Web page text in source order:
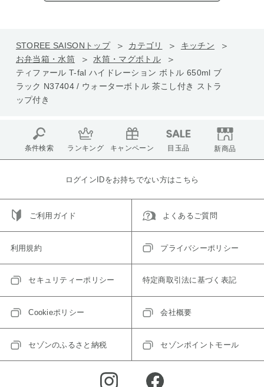
STOREE SAISONトップ カテゴリ
キッチン
お弁当箱・水筒
水筒・マグボトル
ティファール T-fal ハイドレーション ボトル 650ml ブ
ラック N37404 / ウォーターボトル 茶こし付き ストラ
ップ付き
条件検索 ランキング キャンペーン 目玉品 新商品
ログインIDをお持ちでない方はこちら
ご利用ガイド よくあるご質問
利用規約 プライバシーポリシー
セキュリティーポリシー 特定商取引法に基づく表記
Cookieポリシー 会社概要
セゾンのふるさと納税 セゾンポイントモール